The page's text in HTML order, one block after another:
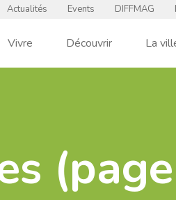
Actualités Events DIFFMAG
Vivre Découvrir La